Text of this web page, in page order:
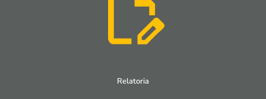
Relatoria